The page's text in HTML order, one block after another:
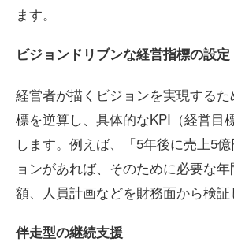
ます。
ビジョンドリブンな経営指標の設定
経営者が描くビジョンを実現する
標を逆算し、具体的なKPI（経営目
します。例えば、「5年後に売上5
ョンがあれば、そのために必要な
額、人員計画などを財務面から検証
伴走型の継続支援